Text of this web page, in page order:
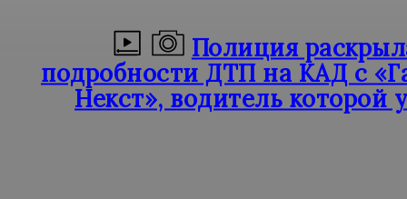
Полиция
подробности ДТП на КАД с
Некст», водитель которой